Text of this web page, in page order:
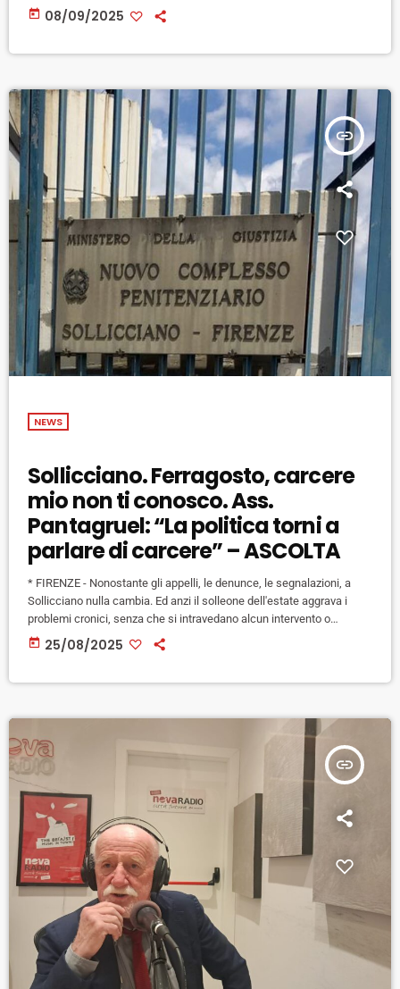
una rapina in centro a Firenze in cui era rimasto invalido un 91enne.
Si tratta della 3/a morte per suicidio a Sollicciano da inizio anno, la
today 08/09/2025
insert_link
NEWS
Sollicciano. Ferragosto, carcere
mio non ti conosco. Ass.
Pantagruel: “La politica torni a
parlare di carcere” – ASCOLTA
* FIRENZE - Nonostante gli appelli, le denunce, le segnalazioni, a
Sollicciano nulla cambia. Ed anzi il solleone dell'estate aggrava i
problemi cronici, senza che si intravedano alcun intervento o
miglioramento. Lo segnala l'associazione Pantagruel, con il
vicepresidente Stefano Cecconi, che nei giorni scorsi ha ripreso le
today 25/08/2025
insert_link